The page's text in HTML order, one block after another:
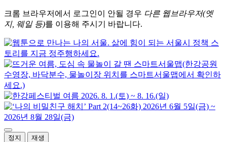
크롬 브라우저에서 로그인이 안될 경우 다른 웹브라우저(엣
지, 웨일 등)를 이용해 주시기 바랍니다.
정지 재생